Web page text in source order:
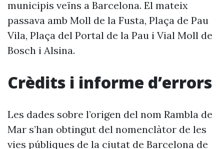
municipis veïns a Barcelona. El mateix
passava amb Moll de la Fusta, Plaça de Pau
Vila, Plaça del Portal de la Pau i Vial Moll de
Bosch i Alsina.
Crèdits i informe d’errors
Les dades sobre l’origen del nom Rambla de
Mar s’han obtingut del nomenclàtor de les
vies públiques de la ciutat de Barcelona de